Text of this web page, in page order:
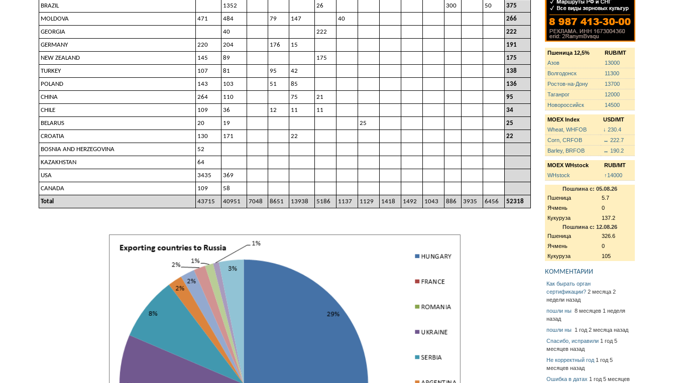
BRAZIL
1352 26 300 50
375
MOLDOVA
471 484 79 147 40
266
GEORGIA
40 222
222
GERMANY
220 204 176 15
191
NEW ZEALAND
145 89 175
175
TURKEY
107 81 95 42
138
POLAND
143 103 51 85
136
CHINA
264 110 75 21
95
CHILE
109 36 12 11 11
34
BELARUS
20 19 25
25
CROATIA
130 171 22
22
BOSNIA AND HERZEGOVINA
52
KAZAKHSTAN
64
USA
3435
369
CANADA
109
58
Total
43715 40951 7048 8651 13938 5186 1137 1129 1418 1492 1043 886 3935 6456 52318
Пшеница 12,5%
RUB/MT
Азов
13000
Волгодонск
11300
Ростов-на-Дону
13700
Таганрог
12000
Новороссийск
14500
MOEX Index
USD/MT
Wheat, WHFOB
↓ 230.4
Corn, CRFOB
↔ 222.7
Barley, BRFOB
↔ 190.2
MOEX WHstock
RUB/MT
WHstock
↑14000
Пошлина с: 05.08.26
Пшеница
5.7
Ячмень
0
Кукуруза
137.2
Пошлина с: 12.08.26
Пшеница
326.6
Ячмень
0
Кукуруза
105
КОММЕНТАРИИ
Как бырать орган
сертификации? 2 месяца 2
недели назад
пошли ны 8 месяцев 1 неделя
назад
пошли ны 1 год 2 месяца назад
Спасибо, исправили 1 год 5
месяцев назад
Не корректный год 1 год 5
месяцев назад
Ошибка в датах 1 год 5 месяцев